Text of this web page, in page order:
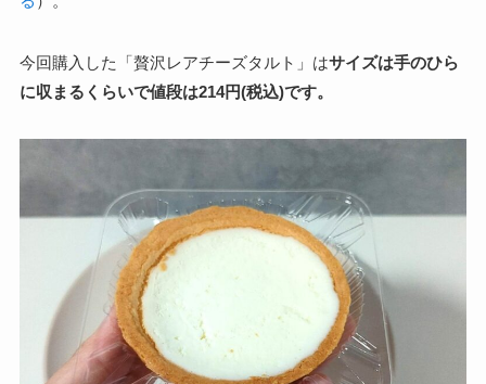
今回購入した「贅沢レアチーズタルト」はサイズは手のひら
に収まるくらいで値段は214円(税込)です。